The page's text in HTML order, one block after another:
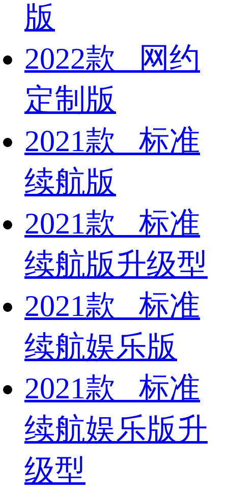
版
2022款 网约
定制版
2021款 标准
续航版
2021款 标准
续航版升级型
2021款 标准
续航娱乐版
2021款 标准
续航娱乐版升
级型